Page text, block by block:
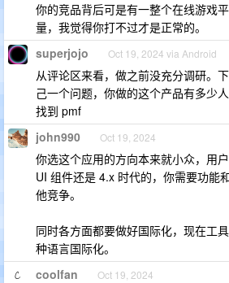
你的竞品背后可是有一整个在线游戏
量，我觉得你打不过才是正常的。
superjojo Oct 19, 2024 via Android
从评论区来看，做之前没充分调研。
己一个问题，你做的这个产品有多少
找到 pmf
john990 Oct 19, 2024
你选这个应用的方向本来就小众，用
UI 组件还是 4.x 时代的，你需要功能
他竞争。
同时各方面都要做好国际化，现在工
种语言国际化。
coolfan Oct 19, 2024